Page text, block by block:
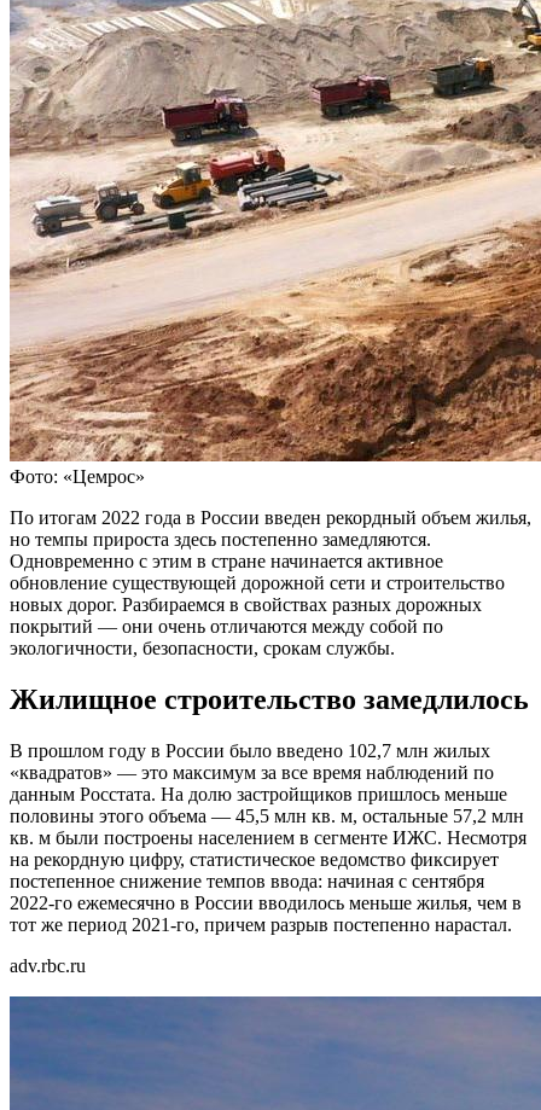
Фото: «Цемрос»
По итогам 2022 года в России введен рекордный объем жилья,
но темпы прироста здесь постепенно замедляются.
Одновременно с этим в стране начинается активное
обновление существующей дорожной сети и строительство
новых дорог. Разбираемся в свойствах разных дорожных
покрытий — они очень отличаются между собой по
экологичности, безопасности, срокам службы.
Жилищное строительство замедлилось
В прошлом году в России было введено 102,7 млн жилых
«квадратов» — это максимум за все время наблюдений по
данным Росстата. На долю застройщиков пришлось меньше
половины этого объема — 45,5 млн кв. м, остальные 57,2 млн
кв. м были построены населением в сегменте ИЖС. Несмотря
на рекордную цифру, статистическое ведомство фиксирует
постепенное снижение темпов ввода: начиная с сентября
2022-го ежемесячно в России вводилось меньше жилья, чем в
тот же период 2021-го, причем разрыв постепенно нарастал.
adv.rbc.ru